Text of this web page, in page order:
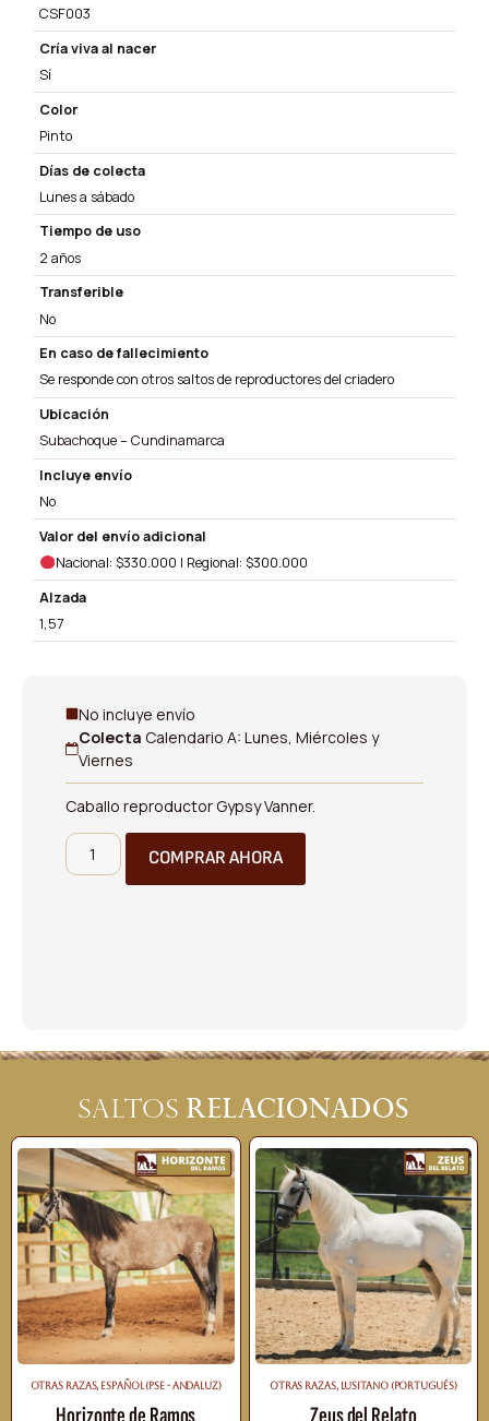
CSF003
Cría viva al nacer
Sí
Color
Pinto
Días de colecta
Lunes a sábado
Tiempo de uso
2 años
Transferible
No
En caso de fallecimiento
Se responde con otros saltos de reproductores del criadero
Ubicación
Subachoque – Cundinamarca
Incluye envío
No
Valor del envío adicional
Nacional: $330.000 | Regional: $300.000
Alzada
1,57
No incluye envío
Colecta Calendario A: Lunes, Miércoles y
Viernes
Caballo reproductor Gypsy Vanner.
COMPRAR AHORA
Saltos relacionados
OTRAS RAZAS, ⁠ESPAÑOL (PSE - ANDALUZ) OTRAS RAZAS, LUSITANO (PORTUGUÉS)